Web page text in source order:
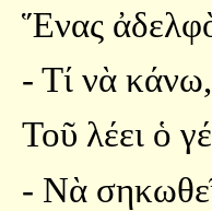
Ἕνας
- Τί νὰ
Τοῦ λέει ὁ
- Νὰ